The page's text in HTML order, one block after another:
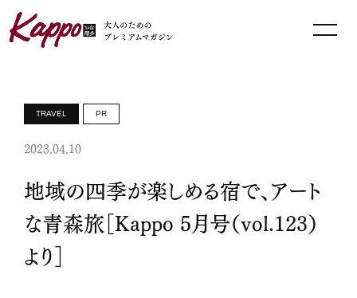
TRAVEL PR
2023.04.10
地域の四季が楽しめる宿で、アート
な青森旅［Kappo 5月号（vol.123）
より］